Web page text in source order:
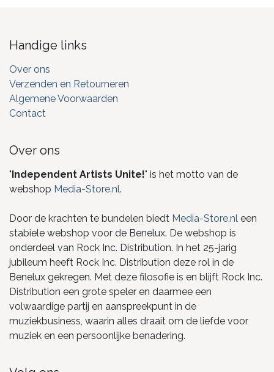
Handige links
Over ons
Verzenden en Retourneren
Algemene Voorwaarden
Contact
Over ons
"Independent Artists Unite!" is het motto van de
webshop Media-Store.nl.
Door de krachten te bundelen biedt Media-Store.nl een
stabiele webshop voor de Benelux. De webshop is
onderdeel van Rock Inc. Distribution. In het 25-jarig
jubileum heeft Rock Inc. Distribution deze rol in de
Benelux gekregen. Met deze filosofie is en blijft Rock Inc.
Distribution een grote speler en daarmee een
volwaardige partij en aanspreekpunt in de
muziekbusiness, waarin alles draait om de liefde voor
muziek en een persoonlijke benadering.